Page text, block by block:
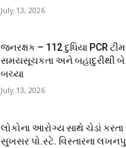
July 13, 2026
જનરક્ષક – 112 દુધિયા PCR
સમયસૂચકતા અને બહાદુરીથી બે
બચ્યા
July 13, 2026
લોકોના આરોગ્ય સાથે ચેડાં
સુખસર પો.સ્ટે. વિસ્તારના